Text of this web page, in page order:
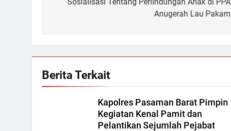
pos
Anugerah Lau Pakam
Berita Terkait
Kapolres Pasaman Barat Pimpin
Kegiatan Kenal Pamit dan
Pelantikan Sejumlah Pejabat